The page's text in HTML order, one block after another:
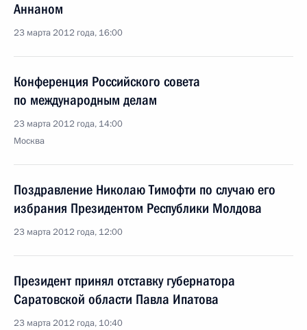
Аннаном
23 марта 2012 года, 16:00
Конференция Российского совета
по международным делам
23 марта 2012 года, 14:00
Москва
Поздравление Николаю Тимофти по случаю его
избрания Президентом Республики Молдова
23 марта 2012 года, 12:00
Президент принял отставку губернатора
Саратовской области Павла Ипатова
23 марта 2012 года, 10:40